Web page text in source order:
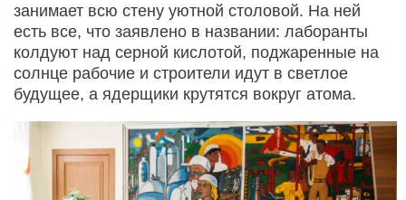
занимает всю стену уютной столовой. На ней
есть все, что заявлено в названии: лаборанты
колдуют над серной кислотой, поджаренные на
солнце рабочие и строители идут в светлое
будущее, а ядерщики крутятся вокруг атома.